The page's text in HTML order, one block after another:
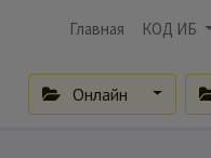
Главная КОД ИБ
Онлайн